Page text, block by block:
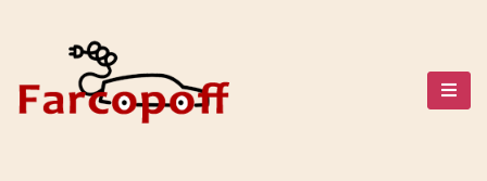
содержанию